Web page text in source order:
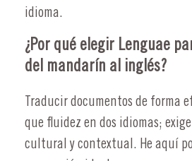
idioma.
¿Por qué elegir Lenguae
del mandarín al inglés?
Traducir documentos de forma
que fluidez en dos idiomas;
cultural y contextual. He aquí